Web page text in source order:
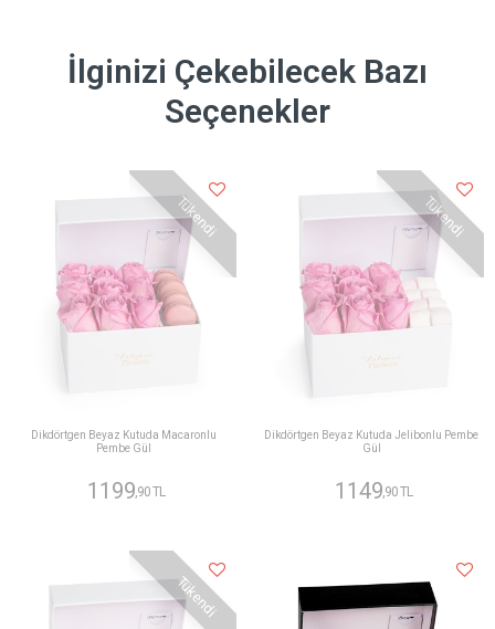
İlginizi Çekebilecek Bazı
Seçenekler
Tükendi
Dikdörtgen Beyaz Kutuda Macaronlu
Pembe Gül
1199,90 TL
Tükendi
Dikdörtgen Beyaz Kutuda Jelibonlu Pembe
Gül
1149,90 TL
Tükendi